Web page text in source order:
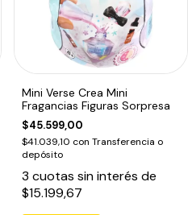
Mini Verse Crea Mini
Fragancias Figuras Sorpresa
$45.599,00
$41.039,10 con Transferencia o
depósito
3 cuotas sin interés de
$15.199,67